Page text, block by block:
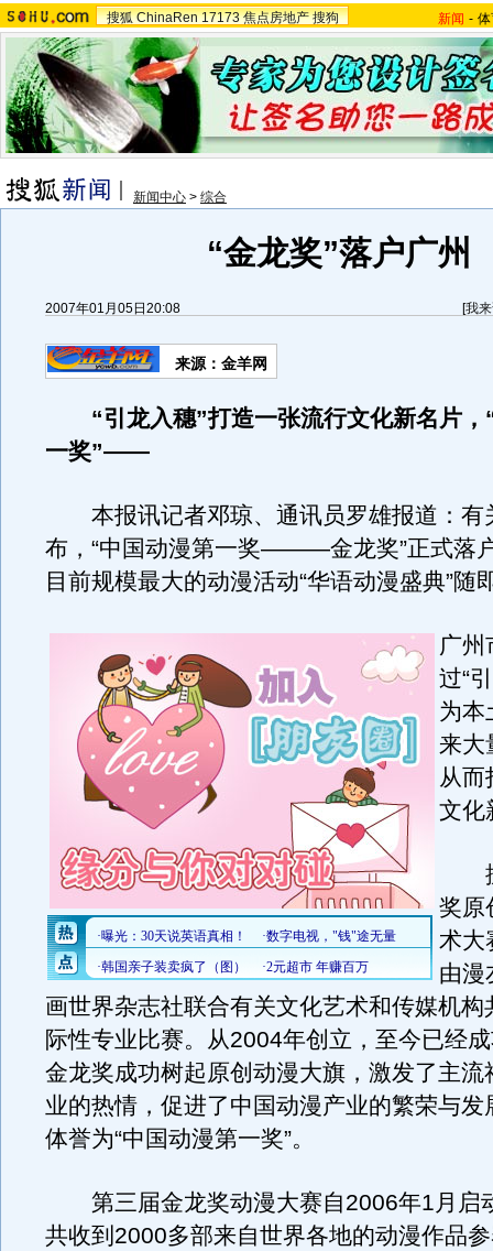
搜狐 ChinaRen 17173 焦点房地产 搜狗 新闻 -
新闻中心 > 综合
“金龙奖”落户广州
2007年01月05日20:08 [我
来源：金羊网
“引龙入穗”打造一张流行文化新名片，
一奖”——
本报讯记者邓琼、通讯员罗雄报道：有
布，“中国动漫第一奖———金龙奖”正式落
目前规模最大的动漫活动“华语动漫盛典”随
广州
过“
为本
来大
从而
文化
据
奖原
术大
由漫
画世界杂志社联合有关文化艺术和传媒机构
际性专业比赛。从2004年创立，至今已经
金龙奖成功树起原创动漫大旗，激发了主流
业的热情，促进了中国动漫产业的繁荣与发
体誉为“中国动漫第一奖”。
第三届金龙奖动漫大赛自2006年1月启
共收到2000多部来自世界各地的动漫作品